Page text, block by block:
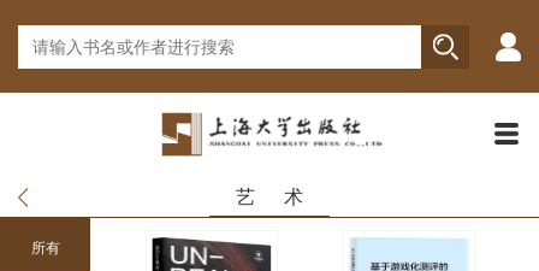
艺 术
所有